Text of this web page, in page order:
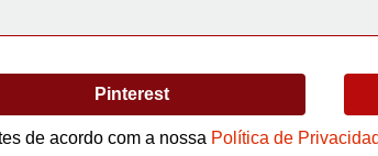
Frases de Humor
Frases de Maio
Pinterest
de acordo com a nossa Política de